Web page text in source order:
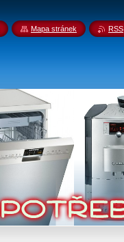
Mapa stránek RSS